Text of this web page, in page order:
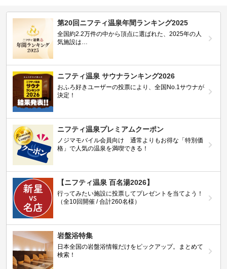
第20回ニフティ温泉年間ランキング2025
全国約2.2万件の中から頂点に選ばれた、2025年の人
気施設は…
ニフティ温泉 サウナランキング2026
おふろ好きユーザーの投票により、全国No.1サウナが
決定！
ニフティ温泉プレミアムクーポン
ノジマモバイル会員向け 通常よりもお得な「特別価
格」で人気の温泉を満喫できる！
【ニフティ温泉 百名湯2026】
行ってみたい施設に投票してプレゼントを当てよう！
（全10回開催 / 合計260名様）
岩盤浴特集
日本全国の岩盤浴情報だけをピックアップ。まとめて
検索！